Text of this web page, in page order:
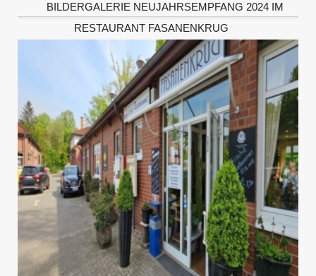
BILDERGALERIE NEUJAHRSEMPFANG 2024 IM
RESTAURANT FASANENKRUG